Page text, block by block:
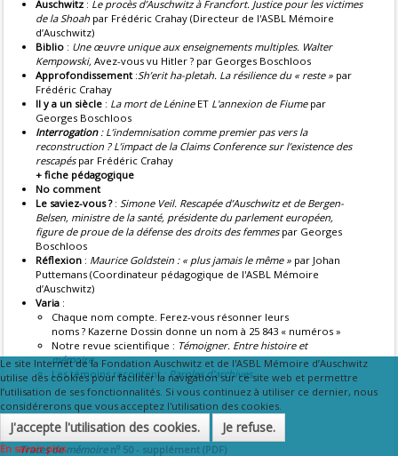
Auschwitz : Le procès d’Auschwitz à Francfort. Justice pour les victimes
de la Shoah par Frédéric Crahay (Directeur de l'ASBL Mémoire
d’Auschwitz)
Biblio : Une œuvre unique aux enseignements multiples. Walter
Kempowski, Avez-vous vu Hitler ? par Georges Boschloos
Approfondissement: Sh’erit ha-pletah. La résilience du « reste » par
Frédéric Crahay
Il y a un siècle : La mort de Lénine ET L'annexion de Fiume par
Georges Boschloos
Interrogation: L’indemnisation comme premier pas vers la
reconstruction ? L’impact de la Claims Conference sur l’existence des
rescapéspar Frédéric Crahay
+ fiche pédagogique
No comment
Le saviez-vous ?: Simone Veil. Rescapée d’Auschwitz et de Bergen-
Belsen, ministre de la santé, présidente du parlement européen,
figure de proue de la défense des droits des femmespar Georges
Boschloos
Réflexion : Maurice Goldstein : « plus jamais le même » par Johan
Puttemans (Coordinateur pédagogique de l'ASBL Mémoire
d’Auschwitz)
Varia :
Chaque nom compte. Ferez-vous résonner leurs
noms ? Kazerne Dossin donne un nom à 25 843 « numéros »
Notre revue scientifique : Témoigner. Entre histoire et
mémoire
Les témoins racontent : Paroles d'archives
Traces de mémoireno 50 - supplément (PDF)
Le site Internet de la Fondation Auschwitz et de l'ASBL Mémoire d’Auschwitz
utilise des cookies pour faciliter la navigation sur ce site web et permettre
l’utilisation de ses fonctionnalités. Si vous continuez à utiliser ce dernier, nous
considérerons que vous acceptez l'utilisation des cookies.
J'accepte l'utilisation des cookies. Je refuse.
En savoir plus